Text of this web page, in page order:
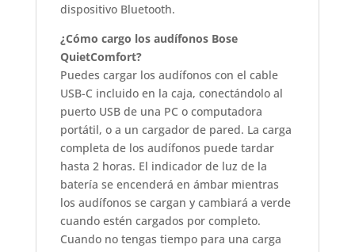
dispositivo Bluetooth.
¿Cómo cargo los audífonos Bose
QuietComfort?
Puedes cargar los audífonos con el cable
USB-C incluido en la caja, conectándolo al
puerto USB de una PC o computadora
portátil, o a un cargador de pared. La carga
completa de los audífonos puede tardar
hasta 2 horas. El indicador de luz de la
batería se encenderá en ámbar mientras
los audífonos se cargan y cambiará a verde
cuando estén cargados por completo.
Cuando no tengas tiempo para una carga